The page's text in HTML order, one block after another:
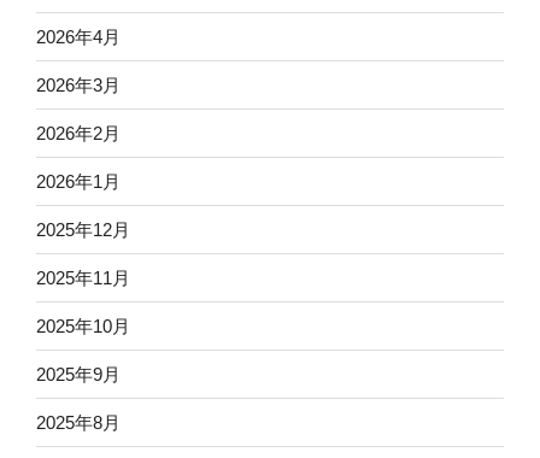
2026年4月
2026年3月
2026年2月
2026年1月
2025年12月
2025年11月
2025年10月
2025年9月
2025年8月